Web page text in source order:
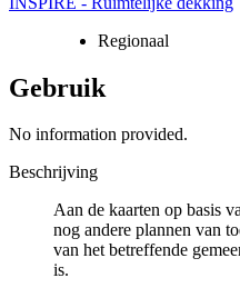
Regionaal
Gebruik
No information provided.
Beschrijving
Aan de kaarten op basis
nog andere plannen van
van het betreffende
is.